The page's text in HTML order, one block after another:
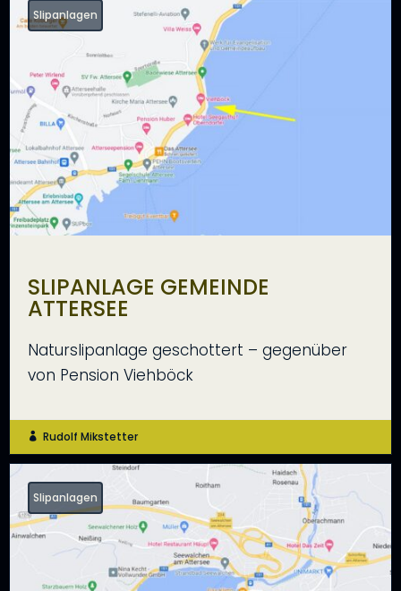
Slipanlagen
SLIPANLAGE GEMEINDE
ATTERSEE
Naturslipanlage geschottert – gegenüber
von Pension Viehböck
 Rudolf Mikstetter
Slipanlagen